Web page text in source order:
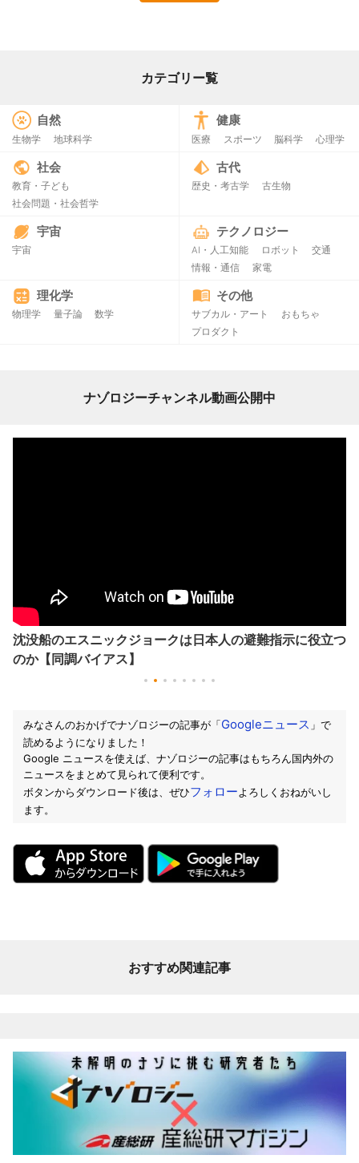
カテゴリー覧
自然
生物学 地球科学
健康
医療 スポーツ 脳科学 心理学
社会
教育・子ども
社会問題・社会哲学
古代
歴史・考古学 古生物
宇宙
宇宙
テクノロジー
AI・人工知能 ロボット
交通
情報・通信
家電
理化学
物理学 量子論 数学
その他
サブカル・アート
おもちゃ
プロダクト
ナゾロジーチャンネル動画公開中
沈没船のエスニックジョークは日本人の避難指示に役立つ
のか【同調バイアス】
みなさんのおかげでナゾロジーの記事が「Googleニュース 」で
読めるようになりました！
Google ニュースを使えば、ナゾロジーの記事はもちろん国内外の
ニュースをまとめて見られて便利です。
ボタンからダウンロード後は、ぜひフォローよろしくおねがいし
ます。
おすすめ関連記事